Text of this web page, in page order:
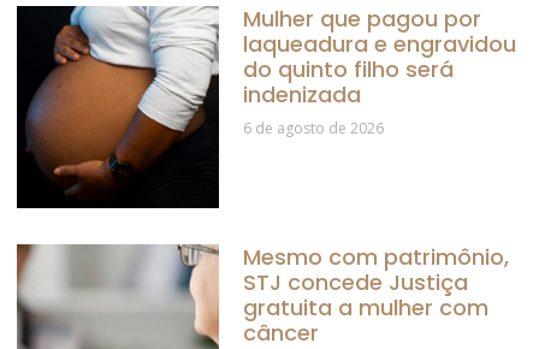
Mulher que pagou por
laqueadura e engravidou
do quinto filho será
indenizada
6 de agosto de 2026
Mesmo com patrimônio,
STJ concede Justiça
gratuita a mulher com
câncer